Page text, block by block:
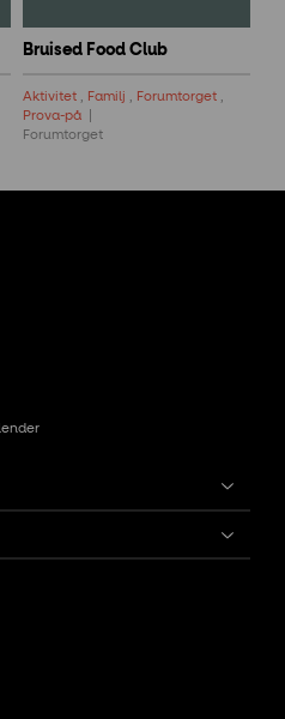
Bruised Food Club
Aktivitet Familj Forumtorget
Prova-på
Forumtorget